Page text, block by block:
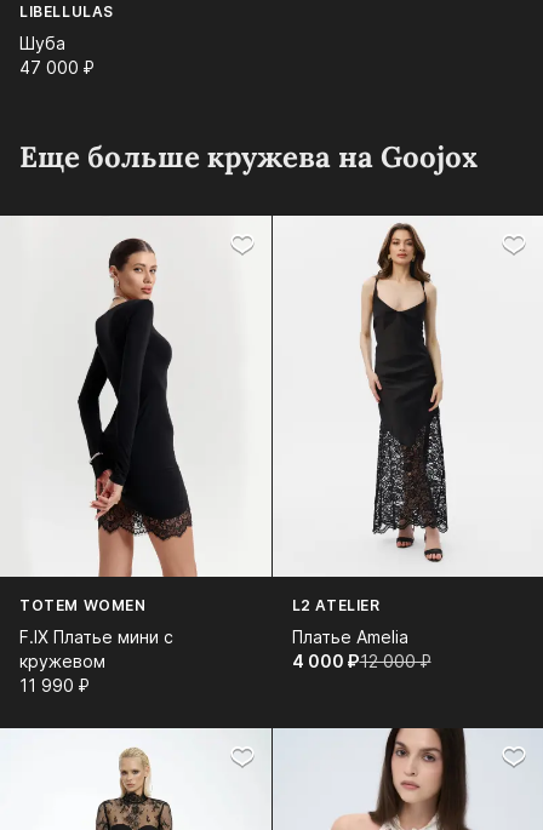
LIBELLULAS
Шуба
47 000⁠ ⁠₽
Еще больше кружева на Goojox
TOTEM WOMEN
F.IX Платье мини с
кружевом
11 990⁠ ⁠₽
L2 ATELIER
Платье Amelia
4 000⁠ ⁠₽12 000⁠ ⁠₽